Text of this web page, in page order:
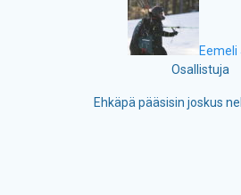
Eemeli
Osallistuja
Ehkäpä pääsisin joskus